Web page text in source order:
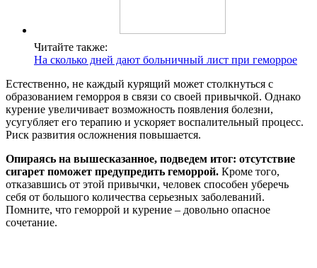
Читайте также:
На сколько дней дают больничный лист при геморрое
Естественно, не каждый курящий может столкнуться с
образованием геморроя в связи со своей привычкой. Однако
курение увеличивает возможность появления болезни,
усугубляет его терапию и ускоряет воспалительный процесс.
Риск развития осложнения повышается.
Опираясь на вышесказанное, подведем итог: отсутствие
сигарет поможет предупредить геморрой. Кроме того,
отказавшись от этой привычки, человек способен уберечь
себя от большого количества серьезных заболеваний.
Помните, что геморрой и курение – довольно опасное
сочетание.